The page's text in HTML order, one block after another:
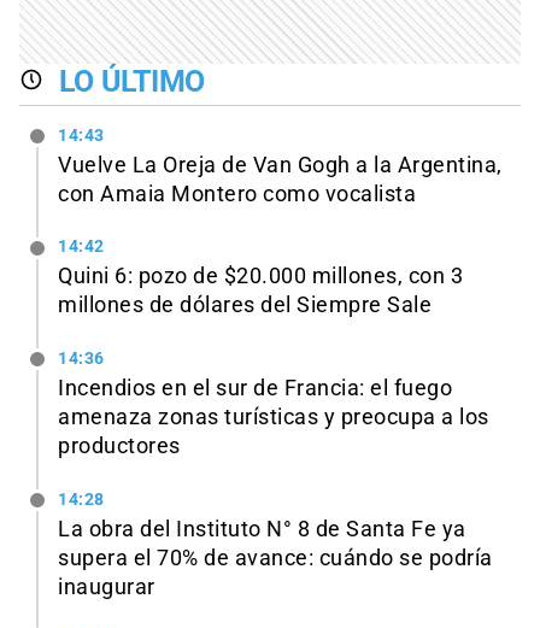
LO ÚLTIMO
14:43
Vuelve La Oreja de Van Gogh a la Argentina,
con Amaia Montero como vocalista
14:42
Quini 6: pozo de $20.000 millones, con 3
millones de dólares del Siempre Sale
14:36
Incendios en el sur de Francia: el fuego
amenaza zonas turísticas y preocupa a los
productores
14:28
La obra del Instituto N° 8 de Santa Fe ya
supera el 70% de avance: cuándo se podría
inaugurar